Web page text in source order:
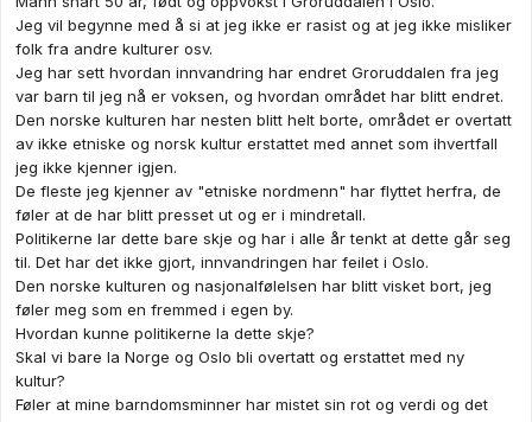
Jeg vil begynne med å si at jeg ikke er rasist og at jeg ikke misliker
folk fra andre kulturer osv.
Jeg har sett hvordan innvandring har endret Groruddalen fra jeg
var barn til jeg nå er voksen, og hvordan området har blitt endret.
Den norske kulturen har nesten blitt helt borte, området er overtatt
av ikke etniske og norsk kultur erstattet med annet som ihvertfall
jeg ikke kjenner igjen.
De fleste jeg kjenner av "etniske nordmenn" har flyttet herfra, de
føler at de har blitt presset ut og er i mindretall.
Politikerne lar dette bare skje og har i alle år tenkt at dette går seg
til. Det har det ikke gjort, innvandringen har feilet i Oslo.
Den norske kulturen og nasjonalfølelsen har blitt visket bort, jeg
føler meg som en fremmed i egen by.
Hvordan kunne politikerne la dette skje?
Skal vi bare la Norge og Oslo bli overtatt og erstattet med ny
kultur?
Føler at mine barndomsminner har mistet sin rot og verdi og det